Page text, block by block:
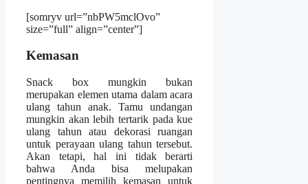
[somryv url=”nbPW5mclOvo”
size=”full” align=”center”]
Kemasan
Snack box mungkin bukan
merupakan elemen utama dalam acara
ulang tahun anak. Tamu undangan
mungkin akan lebih tertarik pada kue
ulang tahun atau dekorasi ruangan
untuk perayaan ulang tahun tersebut.
Akan tetapi, hal ini tidak berarti
bahwa Anda bisa melupakan
pentingnya memilih kemasan untuk